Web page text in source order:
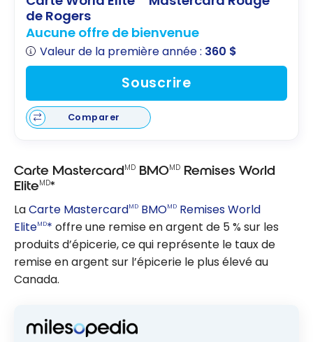
de Rogers
Aucune offre de bienvenue
Valeur de la première année : 360 $
Souscrire
Comparer
Carte MastercardMD BMOMD Remises World
EliteMD*
LaCarte MastercardMD BMOMD Remises World
EliteMD* offre une remise en argent de 5 % sur les
produits d’épicerie, ce qui représente le taux de
remise en argent sur l’épicerie le plus élevé au
Canada.